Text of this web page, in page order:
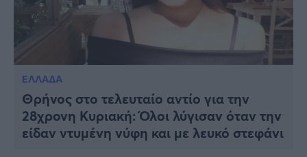
ΕΛΛΑΔΑ
Θρήνος στο τελευταίο αντίο για την
28χρονη Κυριακή: Όλοι λύγισαν όταν την
είδαν ντυμένη νύφη και με λευκό στεφάνι